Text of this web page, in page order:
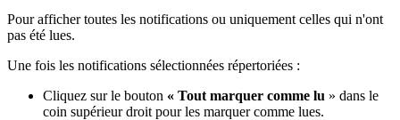
Pour afficher toutes les notifications ou uniquement celles qui n'ont
pas été lues.
Une fois les notifications sélectionnées répertoriées :
Cliquez sur le bouton « Tout marquer comme lu » dans le
coin supérieur droit pour les marquer comme lues.